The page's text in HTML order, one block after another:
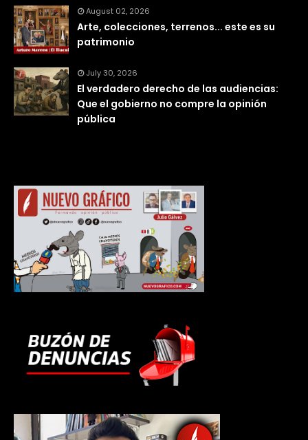
August 02, 2026
Arte, colecciones, terrenos... este es su
patrimonio
July 30, 2026
El verdadero derecho de las audiencias:
Que el gobierno no compre la opinión
pública